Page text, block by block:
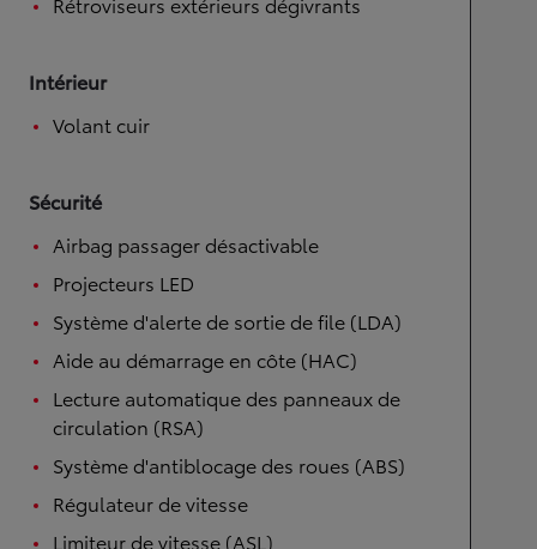
Intérieur
Volant cuir
Sécurité
Airbag passager désactivable
Projecteurs LED
Système d'alerte de sortie de file (LDA)
Aide au démarrage en côte (HAC)
Lecture automatique des panneaux de
circulation (RSA)
Système d'antiblocage des roues (ABS)
Régulateur de vitesse
Limiteur de vitesse (ASL)